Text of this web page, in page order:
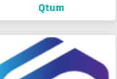
Qtum